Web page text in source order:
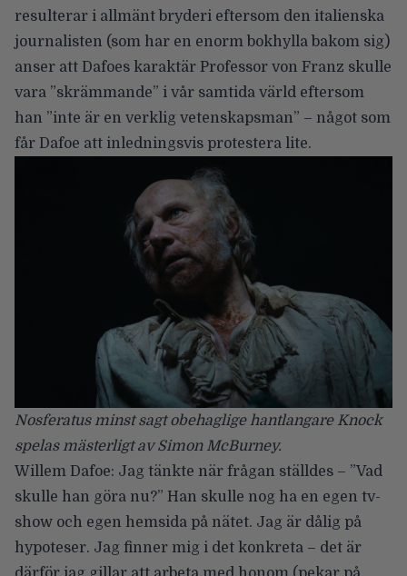
resulterar i allmänt bryderi eftersom den italienska
journalisten (som har en enorm bokhylla bakom sig)
anser att Dafoes karaktär Professor von Franz skulle
vara ”skrämmande” i vår samtida värld eftersom
han ”inte är en verklig vetenskapsman” – något som
får Dafoe att inledningsvis protestera lite.
Nosferatus minst sagt obehaglige hantlangare Knock
spelas mästerligt av Simon McBurney.
Willem Dafoe: Jag tänkte när frågan ställdes – ”Vad
skulle han göra nu?” Han skulle nog ha en egen tv-
show och egen hemsida på nätet. Jag är dålig på
hypoteser. Jag finner mig i det konkreta – det är